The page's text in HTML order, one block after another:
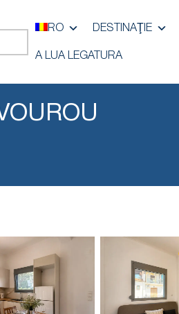
RO DESTINAŢIE
A LUA LEGATURA